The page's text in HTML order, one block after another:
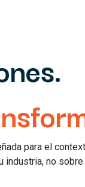
para el
industria, no